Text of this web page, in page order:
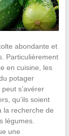
abondante et
Particulièrement
en cuisine, les
potager
s’avérer
qu’ils soient
la recherche de
légumes.
une